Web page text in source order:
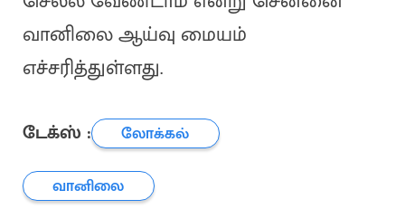
வானிலை ஆய்வு மையம்
எச்சரித்துள்ளது.
டேக்ஸ் :
லோக்கல்
வானிலை